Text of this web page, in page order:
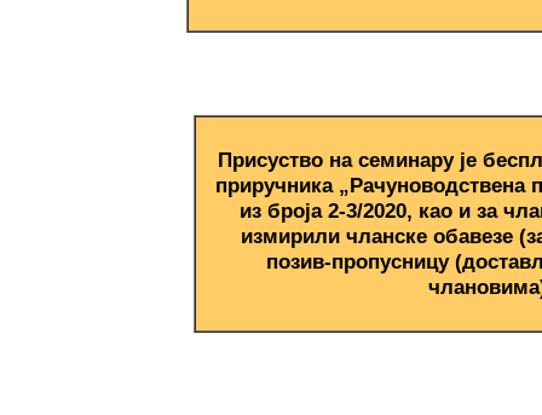
Присуство на семинару је
приручника „Рачуноводствена
из броја 2-3/2020, као и за
измирили чланске обавезе
позив-пропусницу